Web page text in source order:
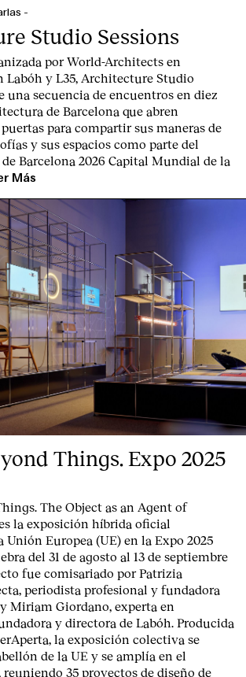
-
Studio Sessions
por World-Architects en
Labóh y L35, Architecture Studio
una secuencia de encuentros en diez
de Barcelona que abren
para compartir sus maneras de
y sus espacios como parte del
Barcelona 2026 Capital Mundial de la
Más
Things. Expo 2025
The Object as an Agent of
la exposición híbrida oficial
Unión Europea (UE) en la Expo 2025
del 31 de agosto al 13 de septiembre
fue comisariado porPatrizia
periodista profesional y fundadora
Miriam Giordano , experta en
y directora de Labóh. Producida
la exposición colectiva se
de la UE y se amplía en el
, reuniendo 35 proyectos de diseño de